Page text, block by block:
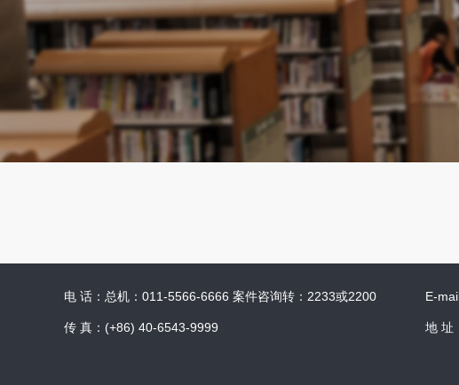
电 话：总机：011-5566-6666 案件咨询转：2233或2200
传 真：(+86) 40-6543-9999
E-
地 址